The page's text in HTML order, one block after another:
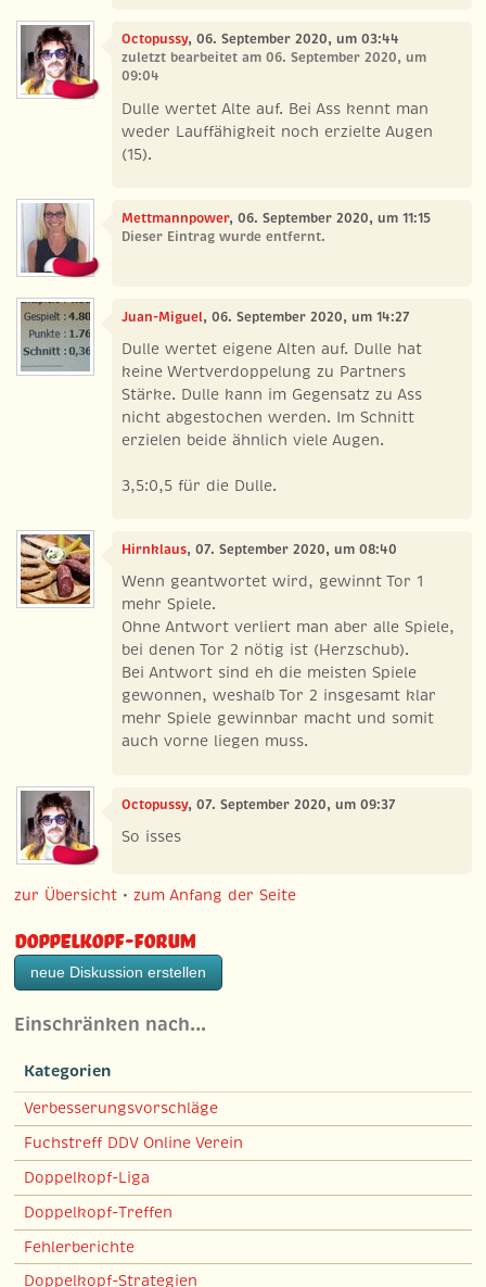
Octopussy, 06. September 2020, um 03:44
zuletzt bearbeitet am 06. September 2020, um
09:04
Dulle wertet Alte auf. Bei Ass kennt man
weder Lauffähigkeit noch erzielte Augen
(15).
Mettmannpower, 06. September 2020, um 11:15
Dieser Eintrag wurde entfernt.
Juan-Miguel, 06. September 2020, um 14:27
Dulle wertet eigene Alten auf. Dulle hat
keine Wertverdoppelung zu Partners
Stärke. Dulle kann im Gegensatz zu Ass
nicht abgestochen werden. Im Schnitt
erzielen beide ähnlich viele Augen.
3,5:0,5 für die Dulle.
Hirnklaus, 07. September 2020, um 08:40
Wenn geantwortet wird, gewinnt Tor 1
mehr Spiele.
Ohne Antwort verliert man aber alle Spiele,
bei denen Tor 2 nötig ist (Herzschub).
Bei Antwort sind eh die meisten Spiele
gewonnen, weshalb Tor 2 insgesamt klar
mehr Spiele gewinnbar macht und somit
auch vorne liegen muss.
Octopussy, 07. September 2020, um 09:37
So isses
zur Übersicht •zum Anfang der Seite
Doppelkopf-Forum
neue Diskussion erstellen
Einschränken nach…
Kategorien
Verbesserungsvorschläge
Fuchstreff DDV Online Verein
Doppelkopf-Liga
Doppelkopf-Treffen
Fehlerberichte
Doppelkopf-Strategien